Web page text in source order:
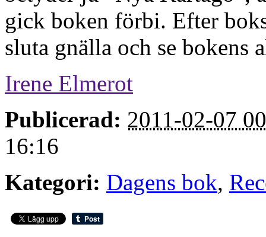
gick boken förbi. Efter
sluta gnälla och se bokens
Irene Elmerot
Publicerad: 2011-02-07
16:16
Kategori: Dagens bok,